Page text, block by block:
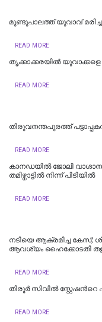
മുണ്ടുപാലത്ത് യുവാവ്
READ MORE
തൃക്കാക്കരയിൽ യുവാക്കളെ
READ MORE
തിരുവനന്തപുരത്ത്
READ MORE
കാനഡയിൽ ജോലി
തമിഴ്നാട്ടിൽ നിന്ന് പിടിയിൽ
READ MORE
നടിയെ ആക്രമിച്ച കേസ്;
ആവശ്യം ഹൈക്കോടതി
READ MORE
തിരൂർ സിവിൽ
READ MORE